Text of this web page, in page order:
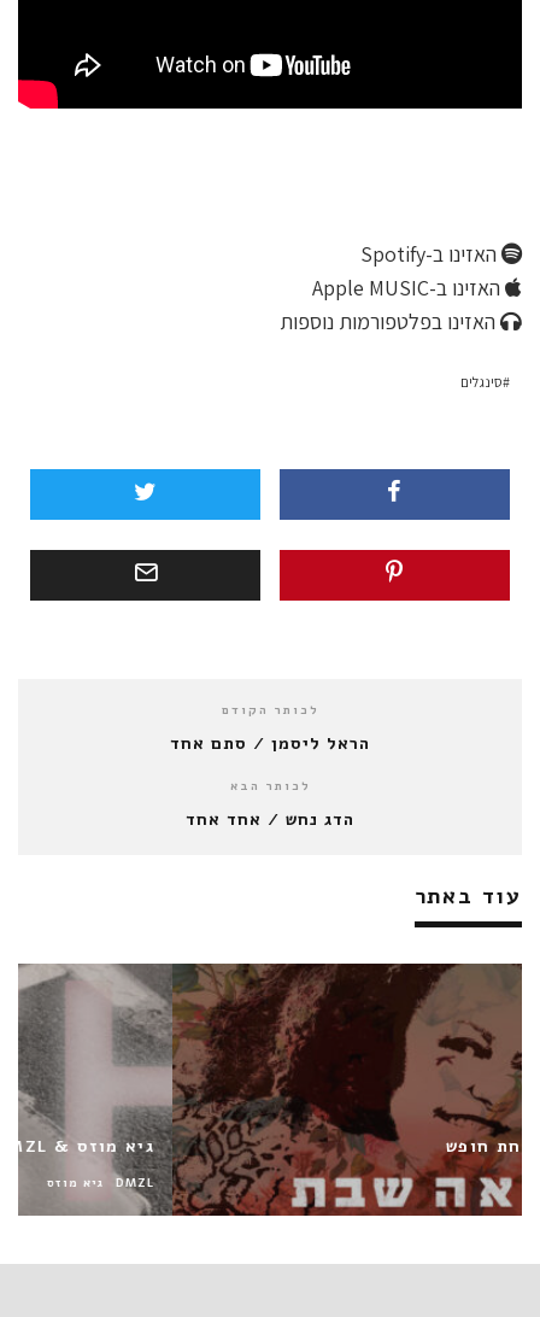
האזינו ב-Spotify
האזינו ב-Apple MUSIC
האזינו בפלטפורמות נוספות
סינגלים
לכותר הקודם
הראל ליסמן / סתם אחד
לכותר הבא
הדג נחש / אחד אחד
עוד באתר
גיא מוזס & MEH / DMZL
DMZL גיא מוזס